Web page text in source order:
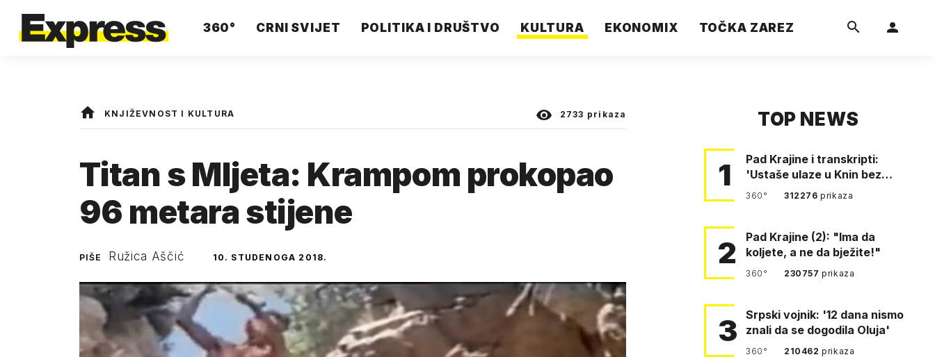
360° CRNI SVIJET POLITIKA I DRUŠTVO KULTURA EKONOMIX TOČKA ZAREZ
KNJIŽEVNOST I KULTURA 2733 prikaza
Titan s Mljeta: Krampom prokopao
96 metara stijene
PIŠE Ružica Aščić 10. STUDENOGA 2018.
TOP NEWS
1
Pad Krajine i transkripti:
'Ustaše ulaze u Knin bez
borbe. Mile, ovo je bežanij…
360° 312276prikaza
2
Pad Krajine (2): "Ima da
koljete, a ne da bježite!"
360° 230757prikaza
3
Srpski vojnik: '12 dana nismo
znali da se dogodila Oluja'
360° 210462prikaza